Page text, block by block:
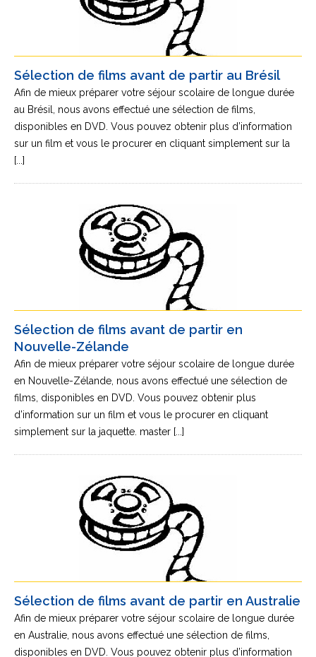
Sélection de films avant de partir au Brésil
Afin de mieux préparer votre séjour scolaire de longue durée
au Brésil, nous avons effectué une sélection de films,
disponibles en DVD. Vous pouvez obtenir plus d’information
sur un film et vous le procurer en cliquant simplement sur la
[...]
Sélection de films avant de partir en
Nouvelle-Zélande
Afin de mieux préparer votre séjour scolaire de longue durée
en Nouvelle-Zélande, nous avons effectué une sélection de
films, disponibles en DVD. Vous pouvez obtenir plus
d’information sur un film et vous le procurer en cliquant
simplement sur la jaquette. master [...]
Sélection de films avant de partir en Australie
Afin de mieux préparer votre séjour scolaire de longue durée
en Australie, nous avons effectué une sélection de films,
disponibles en DVD. Vous pouvez obtenir plus d’information